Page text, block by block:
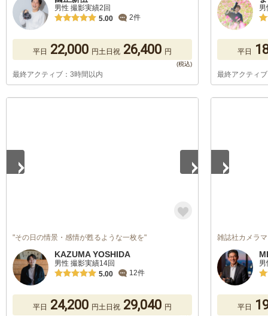
男性 撮影実績2回
5.00
2件
平日 22,000 円土日祝 26,400 円
最終アクティブ：3時間以内
平日
最終アクティ
"その日の情景・感情が甦るような一枚を"
KAZUMA YOSHIDA
男性 撮影実績14回
5.00
12件
平日 24,200 円土日祝 29,040 円
雑誌社カメラ
平日